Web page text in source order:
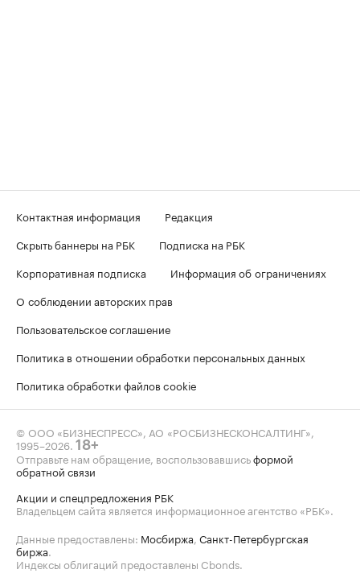
Контактная информация
Редакция
Скрыть баннеры на РБК
Подписка на РБК
Корпоративная подписка
Информация об ограничениях
О соблюдении авторских прав
Пользовательское соглашение
Политика в отношении обработки персональных данных
Политика обработки файлов cookie
© ООО «БИЗНЕСПРЕСС», АО «РОСБИЗНЕСКОНСАЛТИНГ»,
1995–2026. 18+
Отправьте нам обращение, воспользовавшисьформой
обратной связи
Акции и спецпредложения РБК
Владельцем сайта является информационное агентство «РБК».
Данные предоставлены: Мосбиржа, Санкт-Петербургская
биржа.
Индексы облигаций предоставлены Cbonds.